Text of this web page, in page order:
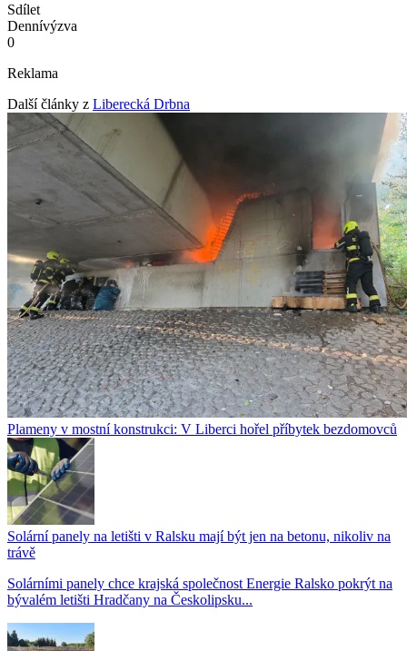
Sdílet
Dennívýzva
0
Reklama
Další články z Liberecká Drbna
Plameny v mostní konstrukci: V Liberci hořel příbytek bezdomovců
Solární panely na letišti v Ralsku mají být jen na betonu, nikoliv na
trávě
Solárními panely chce krajská společnost Energie Ralsko pokrýt na
bývalém letišti Hradčany na Českolipsku...